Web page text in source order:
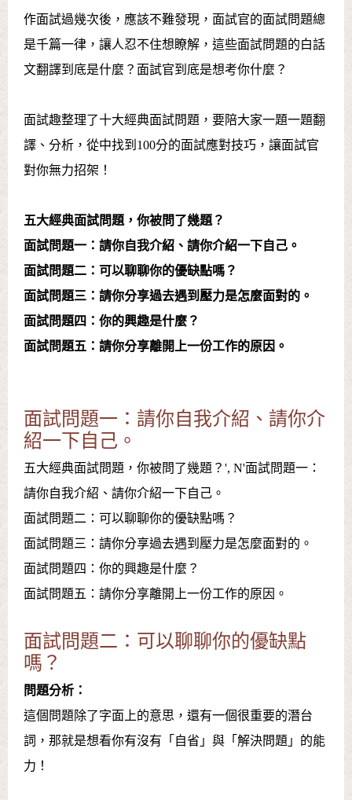
作面試過幾次後，應該不難發現，面試官的面試問題總
是千篇一律，讓人忍不住想瞭解，這些面試問題的白話
文翻譯到底是什麼？面試官到底是想考你什麼？
面試趣整理了十大經典面試問題，要陪大家一題一題翻
譯、分析，從中找到100分的面試應對技巧，讓面試官
對你無力招架！
五大經典面試問題，你被問了幾題？
面試問題一：請你自我介紹、請你介紹一下自己。
面試問題二：可以聊聊你的優缺點嗎？
面試問題三：請你分享過去遇到壓力是怎麼面對的。
面試問題四：你的興趣是什麼？
面試問題五：請你分享離開上一份工作的原因。
面試問題一：請你自我介紹、請你介
紹一下自己。
五大經典面試問題，你被問了幾題？', N'面試問題一：
請你自我介紹、請你介紹一下自己。
面試問題二：可以聊聊你的優缺點嗎？
面試問題三：請你分享過去遇到壓力是怎麼面對的。
面試問題四：你的興趣是什麼？
面試問題五：請你分享離開上一份工作的原因。
面試問題二：可以聊聊你的優缺點
嗎？
問題分析：
這個問題除了字面上的意思，還有一個很重要的潛台
詞，那就是想看你有沒有「自省」與「解決問題」的能
力！